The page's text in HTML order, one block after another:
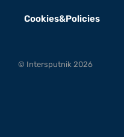
Cookies&Policies
© Intersputnik 2026